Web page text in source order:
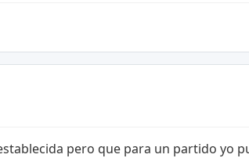
pero que para un partido yo